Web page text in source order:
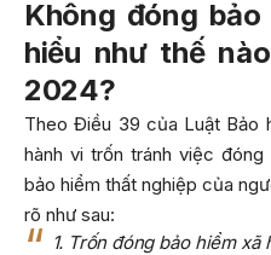
Không đóng
hiểu như thế
2024?
Theo Điều 39 của Luật Bảo
hành vi trốn tránh việc
bảo hiểm thất nghiệp của
rõ như sau:
1. Trốn đóng bảo hiểm